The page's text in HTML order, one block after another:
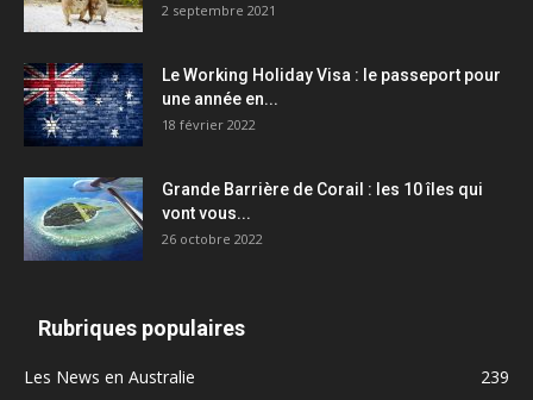
2 septembre 2021
Le Working Holiday Visa : le passeport pour
une année en...
18 février 2022
Grande Barrière de Corail : les 10 îles qui
vont vous...
26 octobre 2022
Rubriques populaires
Les News en Australie
239